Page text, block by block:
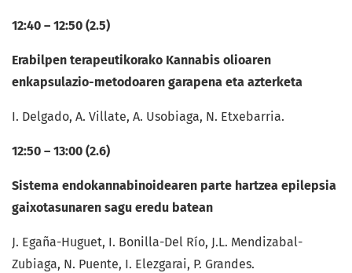
12:40 – 12:50 (2.5)
Erabilpen terapeutikorako Kannabis olioaren
enkapsulazio-metodoaren garapena eta azterketa
I. Delgado, A. Villate, A. Usobiaga, N. Etxebarria.
12:50 – 13:00 (2.6)
Sistema endokannabinoidearen parte hartzea epilepsia
gaixotasunaren sagu eredu batean
J. Egaña-Huguet, I. Bonilla-Del Río, J.L. Mendizabal-
Zubiaga, N. Puente, I. Elezgarai, P. Grandes.